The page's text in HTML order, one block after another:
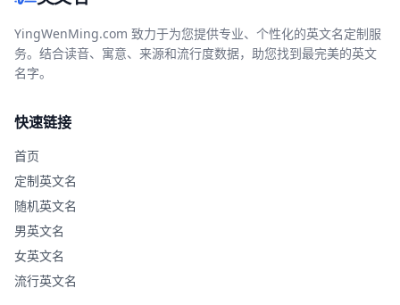
YingWenMing.com 致力于为您提供专业、个性化的英文名定制服
务。结合读音、寓意、来源和流行度数据，助您找到最完美的英文
名字。
快速链接
首页
定制英文名
随机英文名
男英文名
女英文名
流行英文名